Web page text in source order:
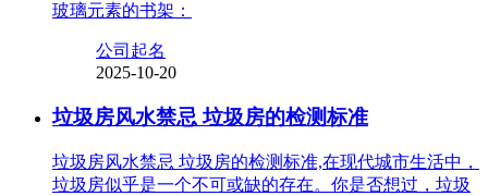
玻璃元素的书架：
公司起名
2025-10-20
垃圾房风水禁忌 垃圾房的检测标准
垃圾房风水禁忌 垃圾房的检测标准,在现代城市生活中，
垃圾房似乎是一个不可或缺的存在。你是否想过，垃圾